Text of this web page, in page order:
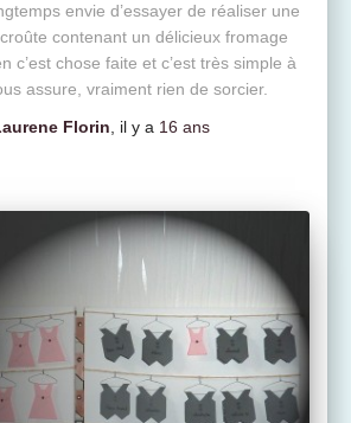
envie d’essayer de réaliser une
contenant un délicieux fromage
c’est chose faite et c’est très simple à
assure, vraiment rien de sorcier.
Florin , il y a 16 ans